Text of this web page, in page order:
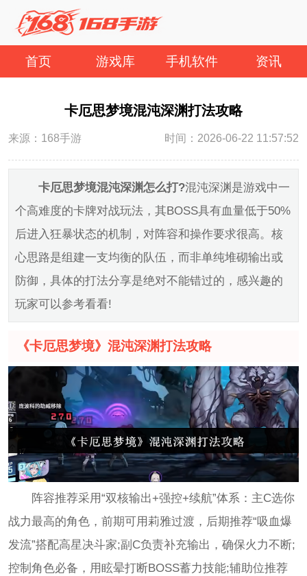
首页 游戏库 手机软件 资讯
卡厄思梦境混沌深渊打法攻略
来源：168手游 时间：2026-06-22 11:57:52
卡厄思梦境混沌深渊怎么打?混沌深渊是游戏中一
个高难度的卡牌对战玩法，其BOSS具有血量低于50%
后进入狂暴状态的机制，对阵容和操作要求很高。核
心思路是组建一支均衡的队伍，而非单纯堆砌输出或
防御，具体的打法分享是绝对不能错过的，感兴趣的
玩家可以参考看看!
《卡厄思梦境》混沌深渊打法攻略
阵容推荐采用“双核输出+强控+续航”体系：主C选你
战力最高的角色，前期可用莉雅过渡，后期推荐“吸血爆
发流”搭配高星决斗家;副C负责补充输出，确保火力不断;
控制角色必备，用眩晕打断BOSS蓄力技能;辅助位推荐